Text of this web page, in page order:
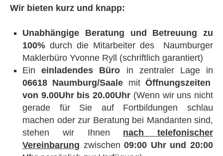
Wir bieten kurz und knapp:
Unabhängige Beratung und Betreuung zu
100% durch die Mitarbeiter des Naumburger
Maklerbüro Yvonne Ryll (schriftlich garantiert)
Ein einladendes Büro in zentraler Lage in
06618 Naumburg/Saale mit Öffnungszeiten
von 9.00Uhr bis 20.00Uhr (Wenn wir uns nicht
gerade für Sie auf Fortbildungen schlau
machen oder zur Beratung bei Mandanten sind,
stehen wir Ihnen nach telefonischer
Vereinbarung zwischen09:00 Uhr und 20:00